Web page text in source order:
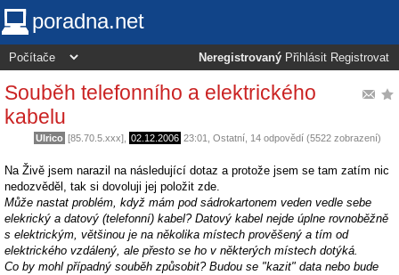
poradna.net
Neregistrovaný Přihlásit Registrovat
Souběh telefonního a elektrického
kabelu
Ulrico [85.70.5.xxx], 02.12.2006 23:01 Ostatní , 14 odpovědí (5522 zobrazení)
Na Živě jsem narazil na následující dotaz a protože jsem se tam zatím nic
nedozvěděl, tak si dovoluji jej položit zde.
Může nastat problém, když mám pod sádrokartonem veden vedle sebe
elekrický a datový (telefonní) kabel? Datový kabel nejde úplne rovnoběžně
s elektrickým, většinou je na několika místech prověšený a tím od
elektrického vzdálený, ale přesto se ho v některých místech dotýká.
Co by mohl případný souběh způsobit? Budou se "kazit" data nebo bude